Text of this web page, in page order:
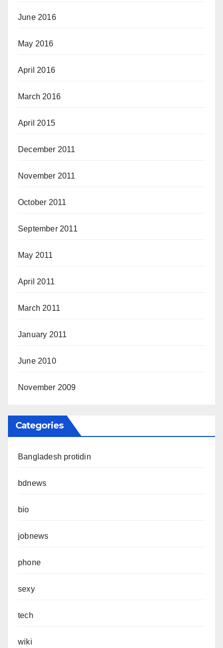
June 2016
May 2016
April 2016
March 2016
April 2015
December 2011
November 2011
October 2011
September 2011
May 2011
April 2011
March 2011
January 2011
June 2010
November 2009
Categories
Bangladesh protidin
bdnews
bio
jobnews
phone
sexy
tech
wiki